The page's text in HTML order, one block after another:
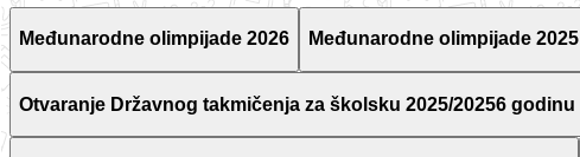
Međunarodne olimpijade 2026 Međunarodne olimpijade 2025
Otvaranje Državnog takmičenja za školsku 2025/20256 godinu